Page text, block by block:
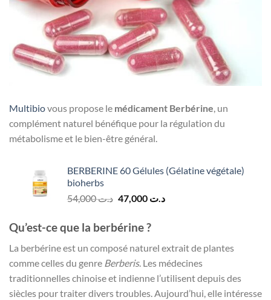
Multibiovous propose le médicament Berbérine, un
complément naturel bénéfique pour la régulation du
métabolisme et le bien-être général.
BERBERINE 60 Gélules (Gélatine végétale)
bioherbs
د.ت54,000
Le
initial
était :
د.ت 54,000.
د.ت 47,000
Le
د.ت 47,000.
Qu’est-ce que la berbérine ?
La berbérine est un composé naturel extrait de plantes
comme celles du genre Berberis. Les médecines
traditionnelles chinoise et indienne l’utilisent depuis des
siècles pour traiter divers troubles. Aujourd’hui, elle intéresse